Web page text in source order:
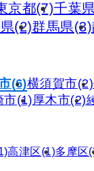
京都(7)千葉
(2)群馬県(3)
(6)横須賀市(2)
市(1)厚木市(2)
高津区(1)多摩区